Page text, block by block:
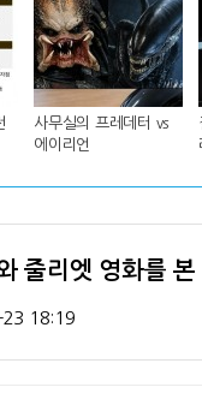
사무실의 프레데터 vs
에이리언
줄리엣 영화를
18:19